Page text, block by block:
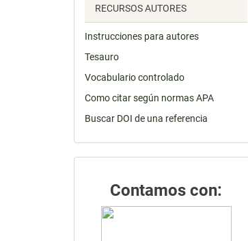
RECURSOS AUTORES
Instrucciones para autores
Tesauro
Vocabulario controlado
Como citar según normas APA
Buscar DOI de una referencia
Contamos con: